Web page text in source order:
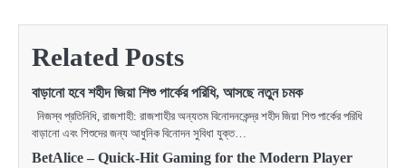
Related Posts
বাড়ানো হবে শহীদ জিয়া শিশু পার্কের পরিধি, আসছে নতুন চমক
নিজস্ব প্রতিনিধি, রাজশাহী: রাজশাহীর অন্যতম বিনোদনকেন্দ্র শহীদ জিয়া শিশু পার্কের পরিধি
বাড়ানো এবং শিশুদের জন্য আধুনিক বিনোদন সুবিধা যুক্ত…
BetAlice – Quick‑Hit Gaming for the Modern Player